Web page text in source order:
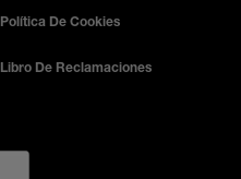
Política De Cookies
Libro De Reclamaciones